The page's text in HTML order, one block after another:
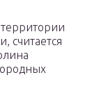
считается